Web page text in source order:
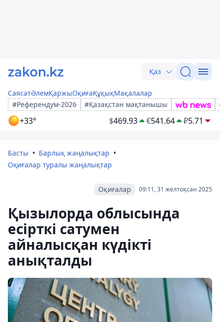
Қаз
СаясатӘлемҚаржыОқиғаҚұқықМақалалар
#Референдум-2026
#Қазақстан мақтанышы
+33° $469.93 €541.64 ₽5.71
Басты
Барлық жаңалықтар
Оқиғалар туралы жаңалықтар
09:11, 31 желтоқсан 2025
Оқиғалар
Қызылорда облысында
есірткі сатумен
айналысқан күдікті
анықталды